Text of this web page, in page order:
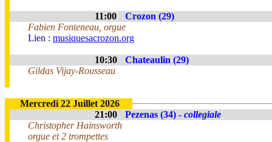
11:00
Crozon (29)
Fabien Fonteneau, orgue
Lien : musiquesacrozon.org
10:30
Chateaulin (29)
Gildas Vijay-Rousseau
Mercredi 22 Juillet 2026
21:00
Pezenas (34) - collegiale
Christopher Hainsworth
orgue et 2 trompettes